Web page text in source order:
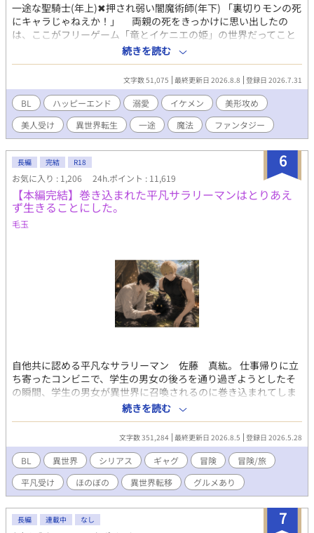
一途な聖騎士(年上)✖︎押され弱い闇魔術師(年下) 「裏切りモンの死
にキャラじゃねえか！」 両親の死をきっかけに思い出したの
は、ここがフリーゲーム「竜とイケニエの姫」の世界だってこと
と、その中でも不人気キャラである闇魔術師ウィリアムに転生し
たってことだ。 主人公と敵対し死亡する運命なんて認められる
わけがない！ せっかくの異世界転生、俺は血生臭いことから離
れてゆるふわスローライフを楽しみたい。 手始めに、モンスタ
ーをボコしてレベルアップ。強くなって金持ちになって、他国に
逃げてやろうじゃねえの！ ——と思ってたのに、原作では天敵
となる聖騎士アルフェンと出会ってしまい冒険者チームを組むこ
とになって、何が奴の琴線に触れたのか懐かれて!? 自分の命が
一番大切だったはずなのに、どんどん他にも大切な物が増えてい
ってしまう。こうなったら俺の人生を面白おかしく豊かにする為
にも、最良の未来を掴み取りに行ってやる！ １章２章は毎日投稿
(12:10)になります。日曜日は２話投稿です。 R-18展開は主人公達
が大人になってからになります。 ※「ムーンライトノベルズ」に
て同時掲載中です。
続きを読む
文字数 51,075 最終更新日 2026.8.8 登録日 2026.7.31
BL ハッピーエンド 溺愛 イケメン
美形攻め
美人受け
異世界転生 一途 魔法 ファンタジー
6
長編 完結 R18
お気に入り : 1,206 24h.ポイント : 11,619
【本編完結】巻き込まれた平凡サラリーマンはとりあえ
ず生きることにした。
毛玉
自他共に認める平凡なサラリーマン 佐藤 真紘。 仕事帰りに立
ち寄ったコンビニで、学生の男女の後ろを通り過ぎようとしたそ
の瞬間、学生の男女が異世界に召喚されるのに巻き込まれてしま
う。 召喚された先の状況に、ラノベにアニメにゲームが好きなオ
タクの真紘は理解した。 これアカン方の召喚やん。と。 だが様々
な事情が重なり、真紘は死を免れて単身旅に出ることに。 元の世
界での知識と召喚者特典を駆使して旅をする真紘。 そこに護衛と
してイケメン騎士謙冒険者のロイドが付けられてしまい、仕方な
く国境まで護衛として同行することになるが？ 年下イケメン冒険
者（騎士）×年上鈍感平凡男性 どちらもノンケです。でもBLで
す。 冒険や人との出会いだったり世界観がメインで、恋愛要素ま
でいくのが長くなりますが、二人の心の機微を書くのが楽しくて
ジレジレになりそうですが、それでも良ければのんびりお付き合
続きを読む
文字数 351,284 最終更新日 2026.8.5 登録日 2026.5.28
BL 異世界 シリアス ギャグ 冒険
冒険/旅
平凡受け
ほのぼの 異世界転移 グルメあり
7
長編 連載中 なし